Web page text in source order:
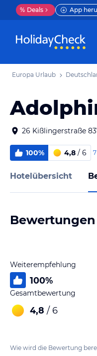
% Deals App
Europa Urlaub
26 Kißlingerstraße
100% 4,8 / 6 7
Hotelübersicht
Bewertungen
Weiterempfehlung
100%
Gesamtbewertung
4,8 / 6
Wie wird die Bewertung